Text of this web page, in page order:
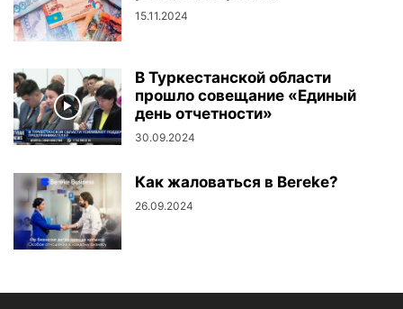
15.11.2024
В Туркестанской области
прошло совещание «Единый
день отчетности»
30.09.2024
Как жаловаться в Bereke?
26.09.2024